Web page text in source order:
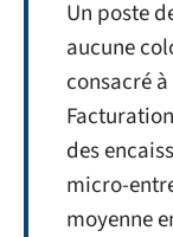
Un poste
aucune
consacré
des
micro-
moyenne